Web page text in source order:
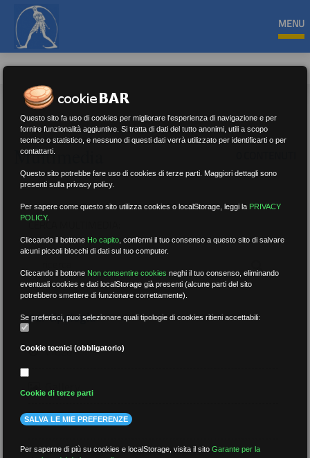
MENU
Multimedia
CERCA MULTIMEDIA:
per tipologia
Video
Gallery
Tutti
Questo sito fa uso di cookies per migliorare l'esperienza di navigazione e per
fornire funzionalità aggiuntive. Si tratta di dati del tutto anonimi, utili a scopo
tecnico o statistico, e nessuno di questi dati verrà utilizzato per identificarti o per
contattarti.
Questo sito potrebbe fare uso di cookies di terze parti. Maggiori dettagli sono
presenti sulla privacy policy.
Per sapere come questo sito utilizza cookies o localStorage, leggi la PRIVACY
POLICY.
Cliccando il bottone Ho capito,confermi il tuo consenso a questo sito di salvare
alcuni piccoli blocchi di dati sul tuo computer.
Cliccando il bottone Non consentire cookies neghi il tuo consenso, eliminando
eventuali cookies e dati localStorage già presenti (alcune parti del sito
potrebbero smettere di funzionare correttamente).
Se preferisci, puoi selezionare quali tipologie di cookies ritieni accettabili:
Cookie tecnici (obbligatorio)
Cookie di terze parti
SALVA LE MIE PREFERENZE
Per saperne di più su cookies e localStorage, visita il sitoGarante per la